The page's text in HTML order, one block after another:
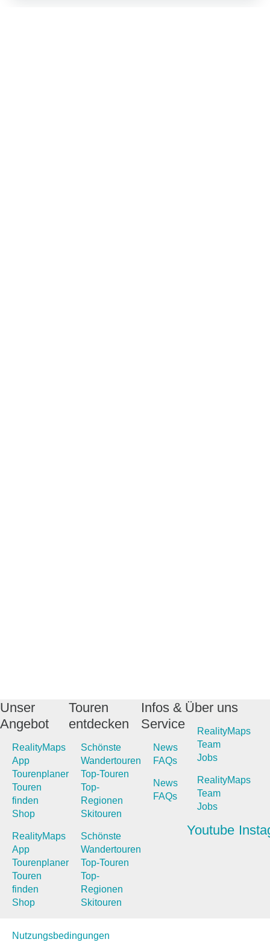
Unser
Angebot
RealityMaps
App
Tourenplaner
Touren
finden
Shop
RealityMaps
App
Tourenplaner
Touren
finden
Shop
Touren
entdecken
Schönste
Wandertouren
Top-Touren
Top-
Regionen
Skitouren
Schönste
Wandertouren
Top-Touren
Top-
Regionen
Skitouren
Infos &
Service
News
FAQs
News
FAQs
Über uns
RealityMaps
Team
Jobs
RealityMaps
Team
Jobs
Youtube
Nutzungsbedingungen